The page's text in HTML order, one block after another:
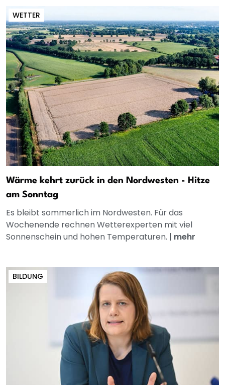
WETTER
Wärme kehrt zurück in den Nordwesten - Hitze
am Sonntag
Es bleibt sommerlich im Nordwesten. Für das
Wochenende rechnen Wetterexperten mit viel
Sonnenschein und hohen Temperaturen. | mehr
BILDUNG